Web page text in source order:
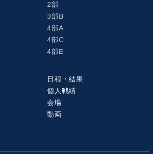
2部
3部B
4部A
4部C
4部E
日程・結果
個人戦績
会場
動画